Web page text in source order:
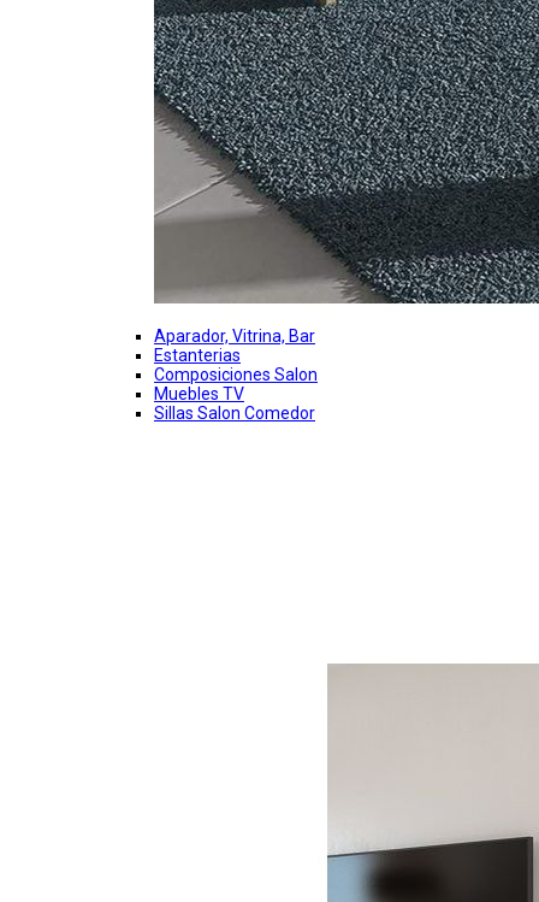
Aparador, Vitrina, Bar
Estanterias
Composiciones Salon
Muebles TV
Sillas Salon Comedor